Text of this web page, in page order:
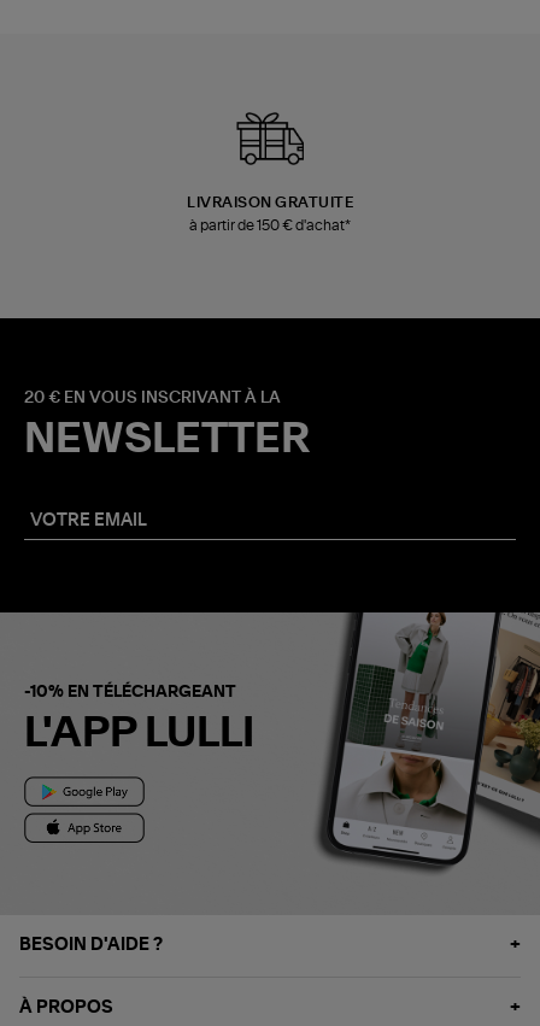
LIVRAISON GRATUITE
à partir de 150 € d'achat*
20 € EN VOUS INSCRIVANT À LA
NEWSLETTER
-10% EN TÉLÉCHARGEANT
L'APP LULLI
BESOIN D'AIDE ?
À PROPOS